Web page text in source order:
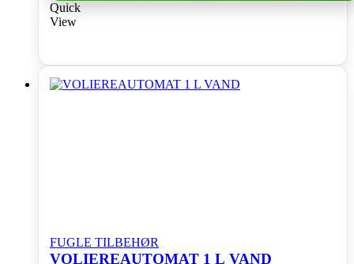
Quick
View
FUGLE TILBEHØR
VOLIEREAUTOMAT 1 L VAND